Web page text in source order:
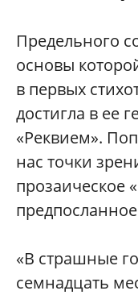
Предельного
основы
в первых
достигла в ее
«Реквием».
нас точки
прозаическое
«В страшные
семнадцать